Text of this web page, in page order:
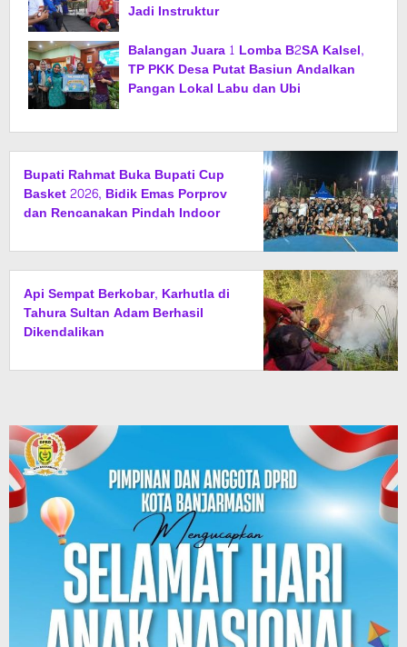
Jadi Instruktur
Balangan Juara 1 Lomba B2SA Kalsel,
TP PKK Desa Putat Basiun Andalkan
Pangan Lokal Labu dan Ubi
Bupati Rahmat Buka Bupati Cup
Basket 2026, Bidik Emas Porprov
dan Rencanakan Pindah Indoor
Api Sempat Berkobar, Karhutla di
Tahura Sultan Adam Berhasil
Dikendalikan